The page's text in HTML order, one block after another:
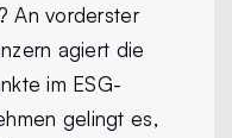
An vorderster
agiert die
im ESG-
gelingt es,